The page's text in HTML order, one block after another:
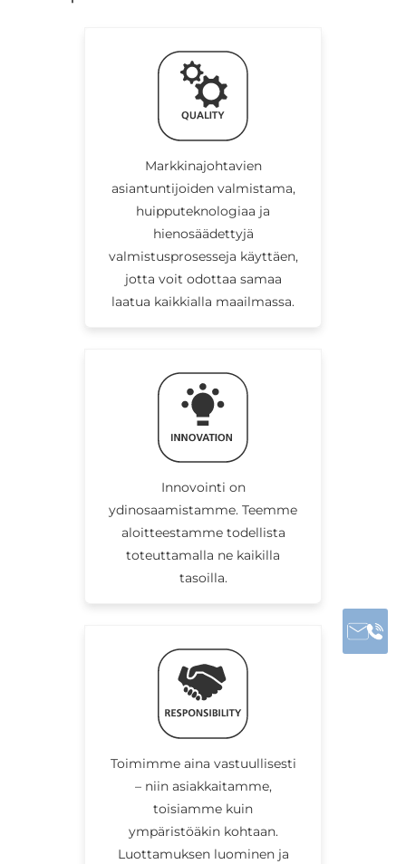
Markkinajohtavien
asiantuntijoiden valmistama,
huipputeknologiaa ja
hienosäädettyjä
valmistusprosesseja käyttäen,
jotta voit odottaa samaa
laatua kaikkialla maailmassa.
Innovointi on
ydinosaamistamme. Teemme
aloitteestamme todellista
toteuttamalla ne kaikilla
tasoilla.
Toimimme aina vastuullisesti
– niin asiakkaitamme,
toisiamme kuin
ympäristöäkin kohtaan.
Luottamuksen luominen ja